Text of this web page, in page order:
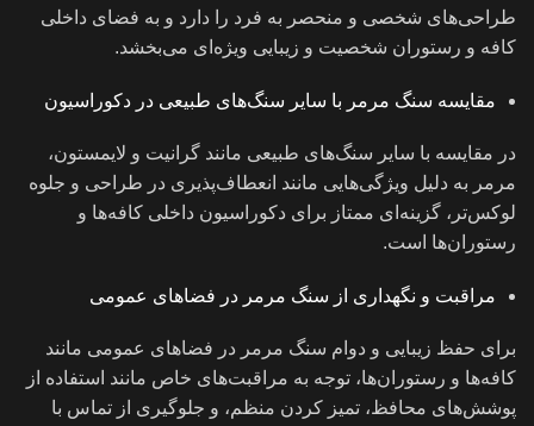
طراحی‌های شخصی و منحصر به فرد را دارد و به فضای داخلی
کافه و رستوران شخصیت و زیبایی ویژه‌ای می‌بخشد.
مقایسه سنگ مرمر با سایر سنگ‌های طبیعی در دکوراسیون
در مقایسه با سایر سنگ‌های طبیعی مانند گرانیت و لایمستون،
مرمر به دلیل ویژگی‌هایی مانند انعطاف‌پذیری در طراحی و جلوه
لوکس‌تر، گزینه‌ای ممتاز برای دکوراسیون داخلی کافه‌ها و
رستوران‌ها است.
مراقبت و نگهداری از سنگ مرمر در فضاهای عمومی
برای حفظ زیبایی و دوام سنگ مرمر در فضاهای عمومی مانند
کافه‌ها و رستوران‌ها، توجه به مراقبت‌های خاص مانند استفاده از
پوشش‌های محافظ، تمیز کردن منظم، و جلوگیری از تماس با